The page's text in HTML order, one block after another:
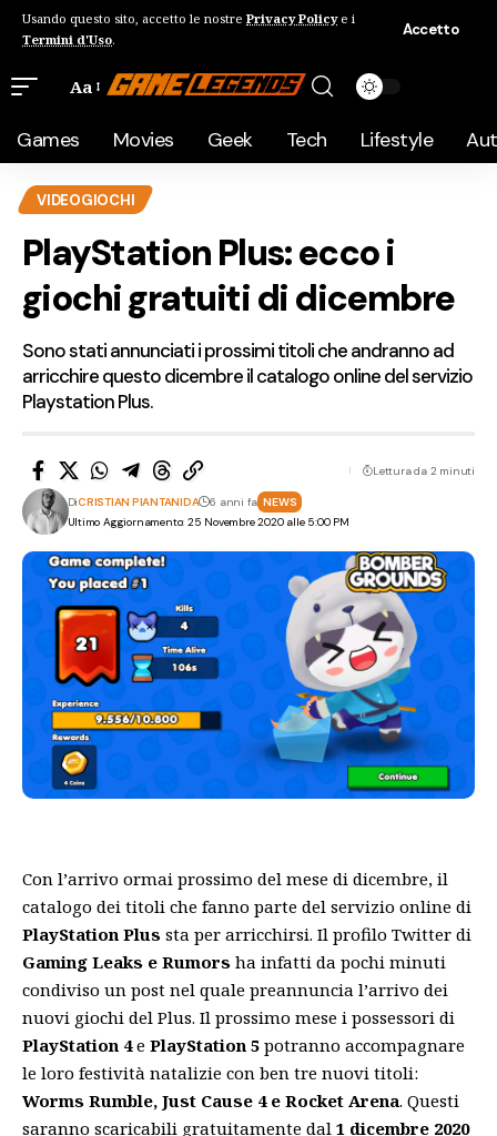
Usando questo sito, accetto le nostre Privacy Policye i
Termini d'Uso.
Accetto
Aa
Games Movies Geek Tech Lifestyle
VIDEOGIOCHI
PlayStation Plus: ecco i
giochi gratuiti di dicembre
Sono stati annunciati i prossimi titoli che andranno ad
arricchire questo dicembre il catalogo online del servizio
Playstation Plus.
Ultimo Aggiornamento: 25 Novembre 2020 alle 5:00 PM
DiCRISTIAN PIANTANIDA 6 anni fa NEWS
Lettura da 2 minuti
Con l’arrivo ormai prossimo del mese di dicembre, il
catalogo dei titoli che fanno parte del servizio online di
PlayStation Plus sta per arricchirsi. Il profilo Twitter di
Gaming Leaks e Rumors ha infatti da pochi minuti
condiviso un post nel quale preannuncia l’arrivo dei
nuovi giochi del Plus. Il prossimo mese i possessori di
PlayStation 4e PlayStation 5 potranno accompagnare
le loro festività natalizie con ben tre nuovi titoli:
Worms Rumble, Just Cause 4 e Rocket Arena. Questi
saranno scaricabili gratuitamente dal 1 dicembre 2020